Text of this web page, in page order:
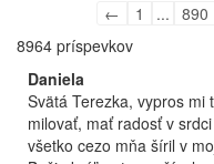
Guestbook
list
navigation
← 1 ... 890
8964 príspevkov
Daniela
Svätá Terezka, vypros mi
milovať, mať radosť v
všetko cezo mňa šíril v